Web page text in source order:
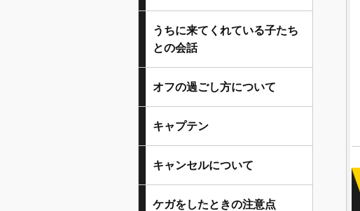
うちに来てくれている子たち
との会話
オフの過ごし方について
キャプテン
キャンセルについて
ケガをしたときの注意点